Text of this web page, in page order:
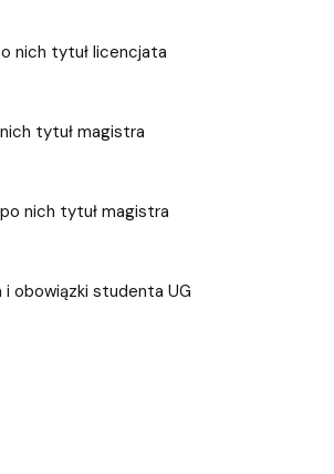
nich tytuł licencjata
tytuł magistra
nich tytuł magistra
obowiązki studenta UG